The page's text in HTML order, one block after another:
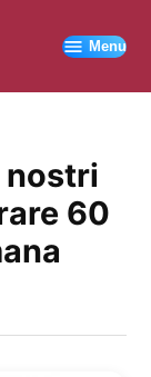
Menu
nostri
60